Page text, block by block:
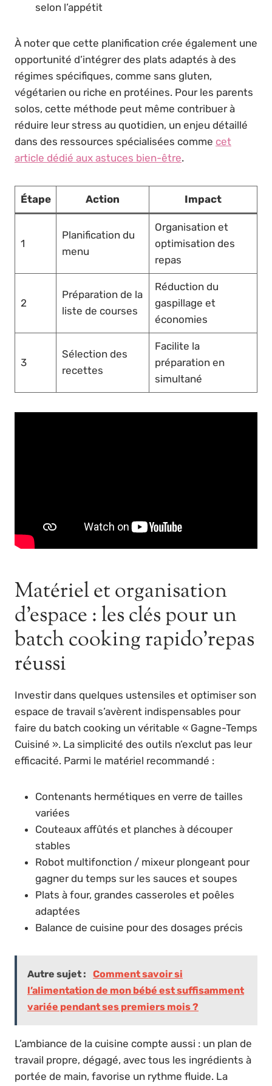
selon l’appétit
À noter que cette planification crée également une
opportunité d’intégrer des plats adaptés à des
régimes spécifiques, comme sans gluten,
végétarien ou riche en protéines. Pour les parents
solos, cette méthode peut même contribuer à
réduire leur stress au quotidien, un enjeu détaillé
dans des ressources spécialisées comme cet
article dédié aux astuces bien-être.
Étape Action Impact
1
Planification du
menu
Organisation et
optimisation des
repas
2
Préparation de la
liste de courses
Réduction du
gaspillage et
économies
3
Sélection des
recettes
Facilite la
préparation en
simultané
Matériel et organisation
d’espace : les clés pour un
batch cooking rapido’repas
réussi
Investir dans quelques ustensiles et optimiser son
espace de travail s’avèrent indispensables pour
faire du batch cooking un véritable « Gagne-Temps
Cuisiné ». La simplicité des outils n’exclut pas leur
efficacité. Parmi le matériel recommandé :
Contenants hermétiques en verre de tailles
variées
Couteaux affûtés et planches à découper
stables
Robot multifonction / mixeur plongeant pour
gagner du temps sur les sauces et soupes
Plats à four, grandes casseroles et poêles
adaptées
Balance de cuisine pour des dosages précis
Autre sujet :
Comment savoir si
l’alimentation de mon bébé est suffisamment
variée pendant ses premiers mois ?
L’ambiance de la cuisine compte aussi : un plan de
travail propre, dégagé, avec tous les ingrédients à
portée de main, favorise un rythme fluide. La